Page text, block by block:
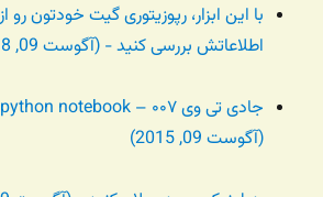
با این ابزار، رپوزیتوری گیت خودتون رو
اطلاعاتش بررسی کنید - (آگوست 09, 2018)
(آگوست 09, 2015)